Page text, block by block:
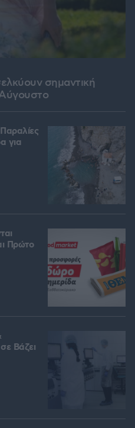
σημαντική
Αύγουστο
για
Πρώτο
Bάζει